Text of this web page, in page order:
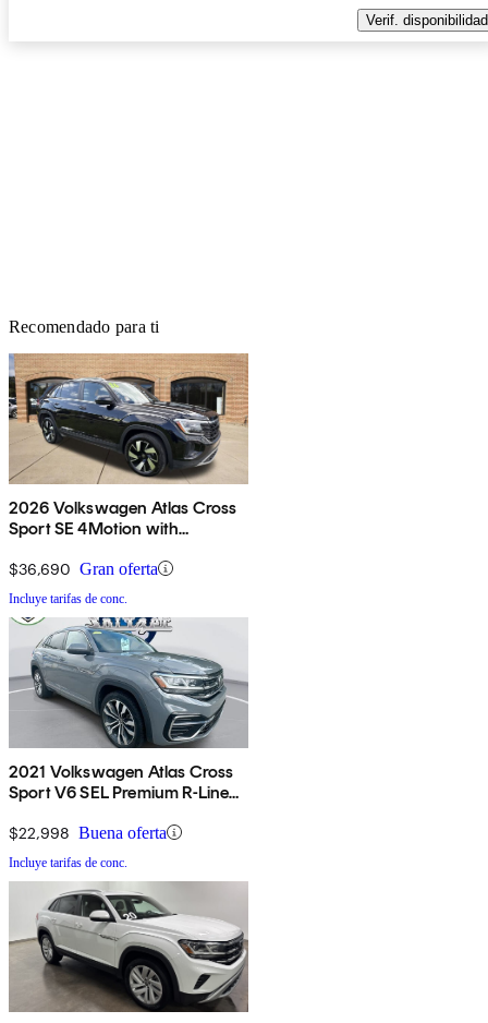
Verif. disponibilidad
Recomendado para ti
2026 Volkswagen Atlas Cross
Sport SE 4Motion with
$36,690 Gran oferta
Incluye tarifas de conc.
2021 Volkswagen Atlas Cross
Sport V6 SEL Premium R-Line
$22,998 Buena oferta
Incluye tarifas de conc.